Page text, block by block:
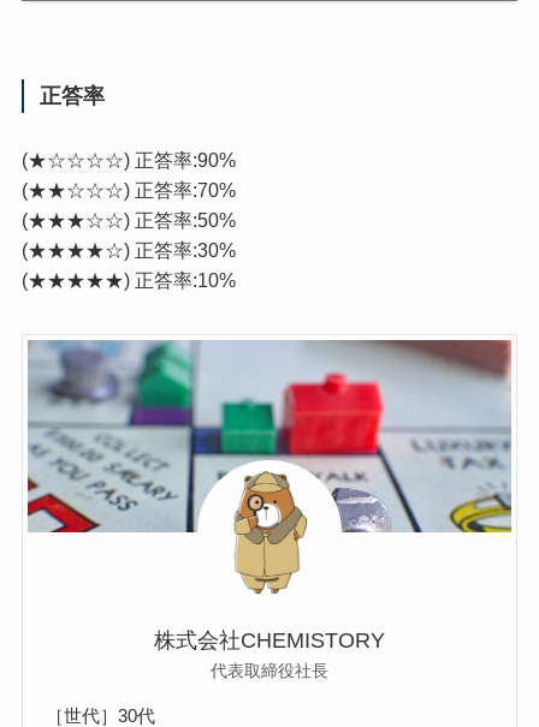
正答率
(★☆☆☆☆) 正答率:90%
(★★☆☆☆) 正答率:70%
(★★★☆☆) 正答率:50%
(★★★★☆) 正答率:30%
(★★★★★) 正答率:10%
株式会社CHEMISTORY
代表取締役社長
［世代］30代